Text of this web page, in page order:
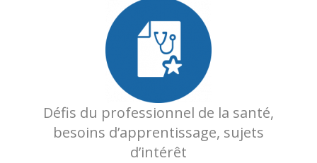
Défis du professionnel de la santé,
besoins d’apprentissage, sujets
d’intérêt